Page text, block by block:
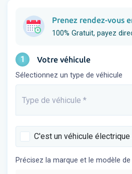
Prenez rendez-vous
100% Gratuit, payez
1 Votre véhicule
Sélectionnez un type de véhicule
Saisissez...
Type de véhicule *
C'est un véhicule électrique
Précisez la marque et le modèle